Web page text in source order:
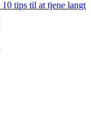
tips til at tjene langt